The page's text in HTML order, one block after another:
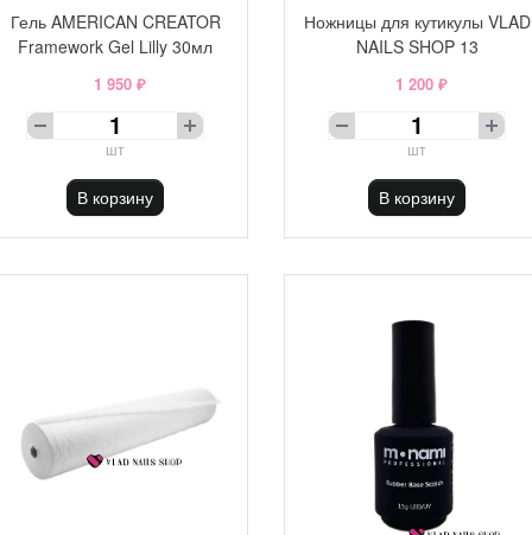
Гель AMERICAN CREATOR
Framework Gel Lilly 30мл
1 950 ₽
шт
В корзину
Ножницы для кутикулы VLAD
NAILS SHOP 13
1 200 ₽
шт
В корзину